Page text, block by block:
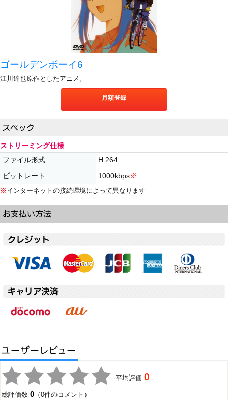
ゴールデンボーイ6
江川達也原作としたアニメ。
月額登録
ストリーミング仕様
ファイル形式 H.264
ビットレート 1000kbps※
※ インターネットの接続環境によって異なります
平均評価0
総評価数0 （0件のコメント）